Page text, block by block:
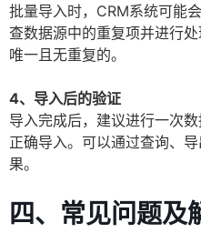
批量导入时，CRM系统可能
查数据源中的重复项并进行
唯一且无重复的。
4、导入后的验证
导入完成后，建议进行一次
正确导入。可以通过查询、
果。
四、常见问题及